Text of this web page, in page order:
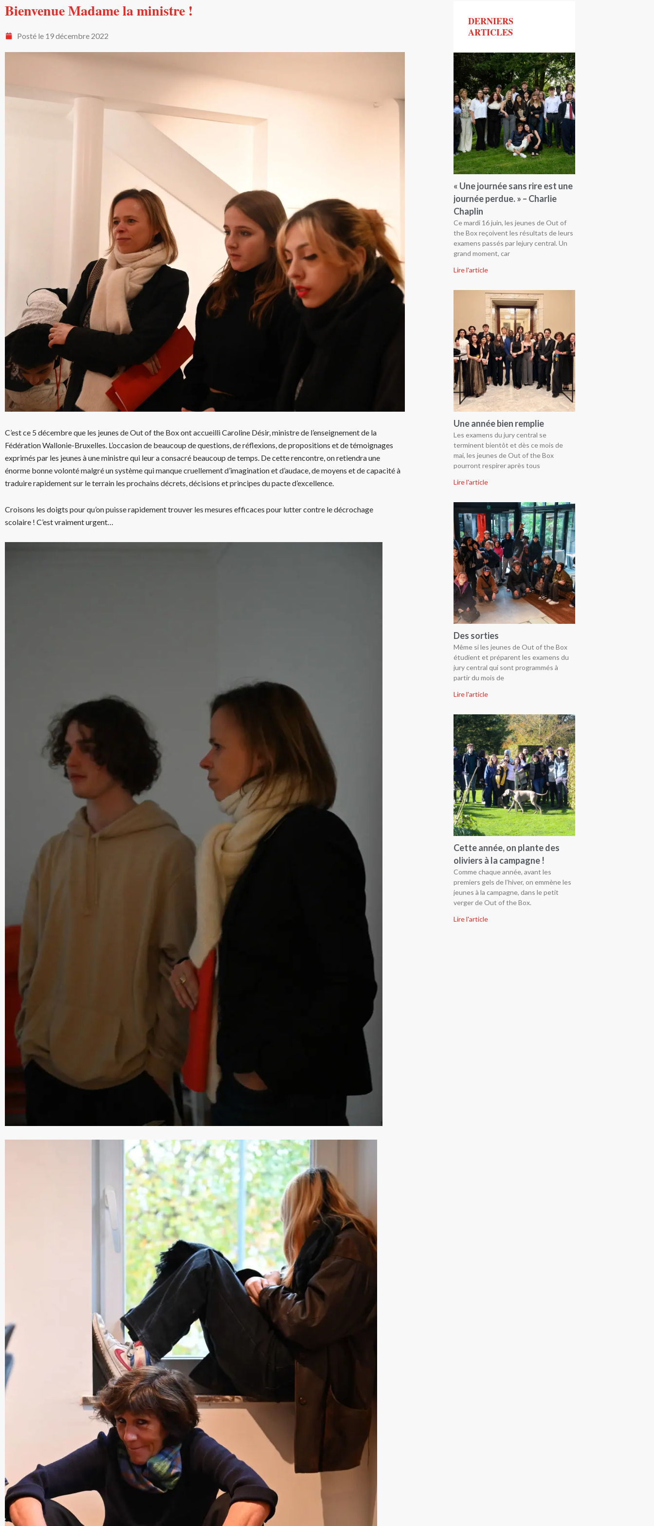
Bienvenue Madame la ministre !
Posté le 19 décembre 2022
C’est ce 5 décembre que les jeunes de Out of the Box ont accueilli Caroline Désir, ministre de l’enseignement de la
Fédération Wallonie-Bruxelles. L’occasion de beaucoup de questions, de réflexions, de propositions et de témoignages
exprimés par les jeunes à une ministre qui leur a consacré beaucoup de temps. De cette rencontre, on retiendra une
énorme bonne volonté malgré un système qui manque cruellement d’imagination et d’audace, de moyens et de capacité à
traduire rapidement sur le terrain les prochains décrets, décisions et principes du pacte d’excellence.
Croisons les doigts pour qu’on puisse rapidement trouver les mesures efficaces pour lutter contre le décrochage
scolaire ! C’est vraiment urgent…
DERNIERS
ARTICLES
« Une journée sans rire est une
journée perdue. » – Charlie
Chaplin
Ce mardi 16 juin, les jeunes de Out of
the Box reçoivent les résultats de leurs
examens passés par lejury central. Un
grand moment, car
Lire l'article
Une année bien remplie
Les examens du jury central se
terminent bientôt et dès ce mois de
mai, les jeunes de Out of the Box
pourront respirer après tous
Lire l'article
Des sorties
Même si les jeunes de Out of the Box
étudient et préparent les examens du
jury central qui sont programmés à
partir du mois de
Lire l'article
Cette année, on plante des
oliviers à la campagne !
Comme chaque année, avant les
premiers gels de l’hiver, on emmène les
jeunes à la campagne, dans le petit
verger de Out of the Box.
Lire l'article